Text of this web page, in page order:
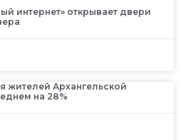
интернет» открывает двери
жителей Архангельской
на 28%